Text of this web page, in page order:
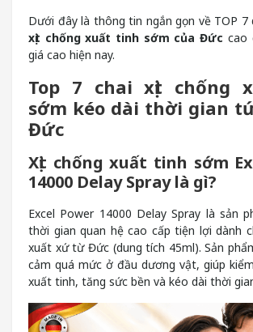
Dưới đây là thông tin ngắn gọn về TOP 7
xịt chống xuất tinh sớm của Đức cao
giá cao hiện nay.
Top 7 chai xịt chống
sớm kéo dài thời gian
Đức
Xịt chống xuất tinh sớm
14000 Delay Spray là gì?
Excel Power 14000 Delay Spray là sản
thời gian quan hệ cao cấp tiện lợi dành
xuất xứ từ Đức (dung tích 45ml). Sản
cảm quá mức ở đầu dương vật, giúp
xuất tinh, tăng sức bền và kéo dài thời